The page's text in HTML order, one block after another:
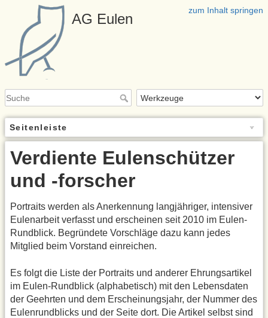
zum Inhalt springen
AG Eulen
Seitenleiste
Verdiente Eulenschützer
und -forscher
Portraits werden als Anerkennung langjähriger, intensiver
Eulenarbeit verfasst und erscheinen seit 2010 im Eulen-
Rundblick. Begründete Vorschläge dazu kann jedes
Mitglied beim Vorstand einreichen.
Es folgt die Liste der Portraits und anderer Ehrungsartikel
im Eulen-Rundblick (alphabetisch) mit den Lebensdaten
der Geehrten und dem Erscheinungsjahr, der Nummer des
Eulenrundblicks und der Seite dort. Die Artikel selbst sind